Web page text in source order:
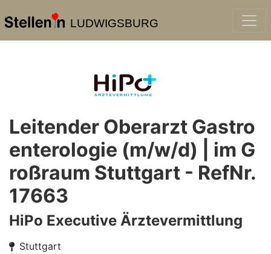
LUDWIGSBURG
Leitender Oberarzt Gastro
enterologie (m/w/d) | im G
roßraum Stuttgart - RefNr.
17663
HiPo Executive Ärztevermittlung
Stuttgart